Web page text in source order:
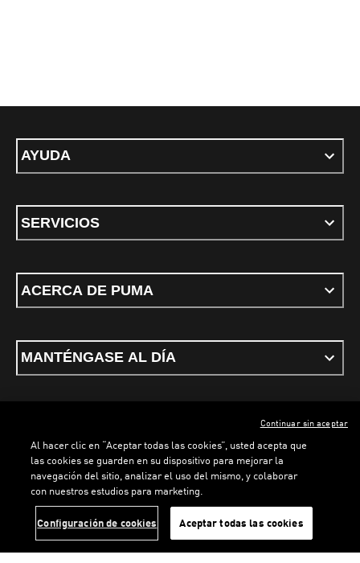
LOADING...
AYUDA
SERVICIOS
ACERCA DE PUMA
MANTÉNGASE AL DÍA
Términos y condicionesPolítica de Privacidad
ESPAÑOL
PUMA, 2026. Todos los derechos reservados
Al hacer clic en “Aceptar todas las cookies”, usted acepta que
las cookies se guarden en su dispositivo para mejorar la
navegación del sitio, analizar el uso del mismo, y colaborar
con nuestros estudios para marketing.
Configuración de cookies Aceptar todas las cookies
Continuar sin aceptar